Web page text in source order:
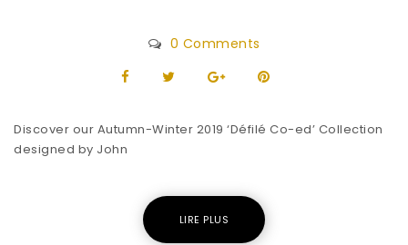
0 Comments
Discover our Autumn-Winter 2019 ‘Défilé Co-ed’ Collection
designed by John
LIRE PLUS